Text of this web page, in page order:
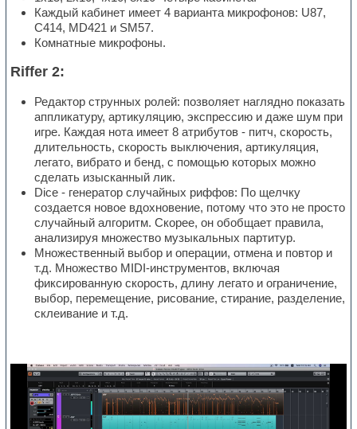
Каждый кабинет имеет 4 варианта микрофонов: U87,
C414, MD421 и SM57.
Комнатные микрофоны.
Riffer 2:
Редактор струнных ролей: позволяет наглядно показать
аппликатуру, артикуляцию, экспрессию и даже шум при
игре. Каждая нота имеет 8 атрибутов - питч, скорость,
длительность, скорость выключения, артикуляция,
легато, вибрато и бенд, с помощью которых можно
сделать изысканный лик.
Dice - генератор случайных риффов: По щелчку
создается новое вдохновение, потому что это не просто
случайный алгоритм. Скорее, он обобщает правила,
анализируя множество музыкальных партитур.
Множественный выбор и операции, отмена и повтор и
т.д. Множество MIDI-инструментов, включая
фиксированную скорость, длину легато и ограничение,
выбор, перемещение, рисование, стирание, разделение,
склеивание и т.д.